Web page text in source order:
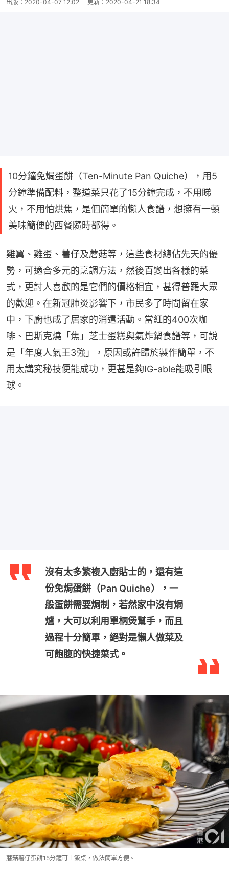
出版： 2020-04-07 12:02 更新： 2020-04-21 18:34
10分鐘免焗蛋餅（Ten-Minute Pan Quiche），用5
分鐘準備配料，整道菜只花了15分鐘完成，不用睇
火，不用怕烘焦，是個簡單的懶人食譜，想擁有一頓
美味簡便的西餐隨時都得。
雞翼、雞蛋、薯仔及蘑菇等，這些食材總佔先天的優
勢，可適合多元的烹調方法，然後百變出各樣的菜
式，更討人喜歡的是它們的價格相宜，甚得普羅大眾
的歡迎。在新冠肺炎影響下，市民多了時間留在家
中，下廚也成了居家的消遣活動。當紅的400次咖
啡、巴斯克燒「焦」芝士蛋糕與氣炸鍋食譜等，可說
是「年度人氣王3強」，原因或許歸於製作簡單，不
用太講究秘技便能成功，更甚是夠IG-able能吸引眼
球。
沒有太多繁複入廚貼士的，還有這
份免焗蛋餅（Pan Quiche），一
般蛋餅需要焗制，若然家中沒有焗
爐，大可以利用單柄煲幫手，而且
過程十分簡單，絕對是懶人做菜及
可飽腹的快捷菜式。
蘑菇薯仔蛋餅15分鐘可上飯桌，做法簡單方便。